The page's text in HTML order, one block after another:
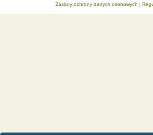
Zasady ochrony danych osobowych |